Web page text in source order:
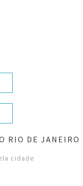
RIO DE JANEIRO
cidade